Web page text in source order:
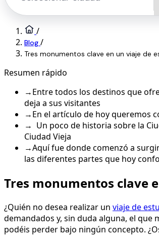
/
Blog /
Tres monumentos clave en un viaje de
Resumen rápido
→Entre todos los destinos que
deja a sus visitantes
→En el artículo de hoy queremos
→ Un poco de historia sobre la
Ciudad Vieja
→Aquí fue donde comenzó a
las diferentes partes que hoy
Tres monumentos clave
¿Quién no desea realizar un viaje de
demandados y, sin duda alguna, el que
podéis perder bajo ningún concepto.